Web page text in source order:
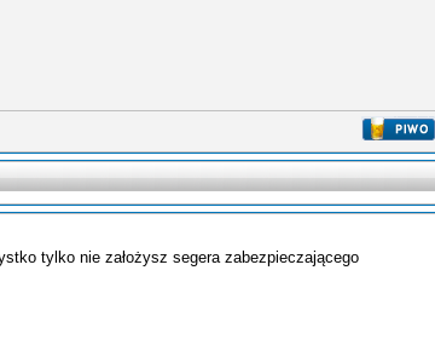
tylko nie założysz segera zabezpieczającego